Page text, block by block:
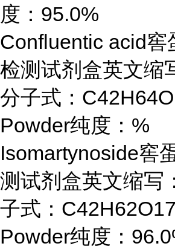
度：95.0%
Confluentic acid窖
检测试剂盒英文缩
分子式：
Powder纯度：%
Isomartynoside窖
测试剂盒英文缩写
子式：C42H62O17
Powder纯度：